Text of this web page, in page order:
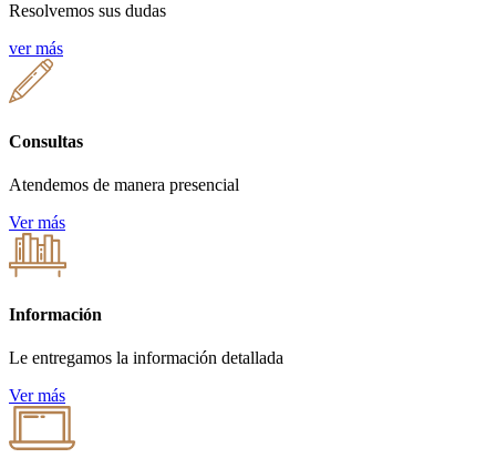
Resolvemos sus dudas
ver más
Consultas
Atendemos de manera presencial
Ver más
Información
Le entregamos la información detallada
Ver más